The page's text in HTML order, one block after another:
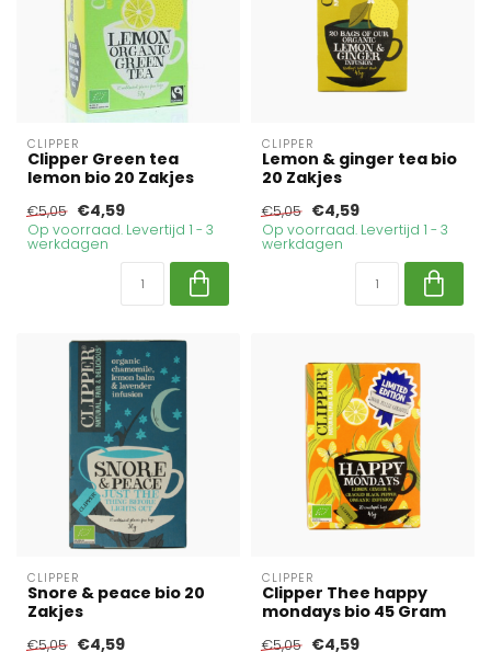
CLIPPER
Clipper Green tea
lemon bio 20 Zakjes
€5,05 €4,59
Op voorraad. Levertijd 1 - 3
werkdagen
CLIPPER
Lemon & ginger tea bio
20 Zakjes
€5,05 €4,59
Op voorraad. Levertijd 1 - 3
werkdagen
CLIPPER
Snore & peace bio 20
Zakjes
€5,05 €4,59
CLIPPER
Clipper Thee happy
mondays bio 45 Gram
€5,05 €4,59